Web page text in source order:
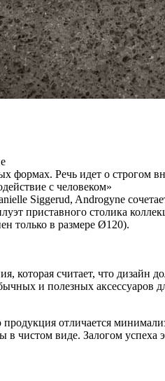
формах. Речь идет о строгом
с человеком»
Siggerud, Androgyne
приставного столика
только в размере Ø120).
которая считает, что
и полезных
отличается
в чистом виде. Залогом